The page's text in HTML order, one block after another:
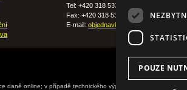
Tel: +420 318 533 533
Fax: +420 318 533 538
E-mail: objednavky@nohelgarden.cz
daně online; v případě technického výpadku pak nejpozději do
POUZE